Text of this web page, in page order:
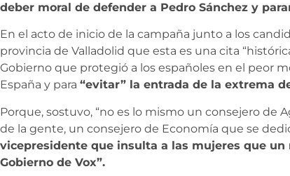
deber moral de defender a Pedro Sánchez y
En el acto de inicio de la campaña junto a los
provincia de Valladolid que esta es una cita
Gobierno que protegió a los españoles en el peor
España y para “evitar” la entrada de la extrema
Porque, sostuvo, “no es lo mismo un consejero de
de la gente, un consejero de Economía que se
vicepresidente que insulta a las mujeres que
Gobierno de Vox”.